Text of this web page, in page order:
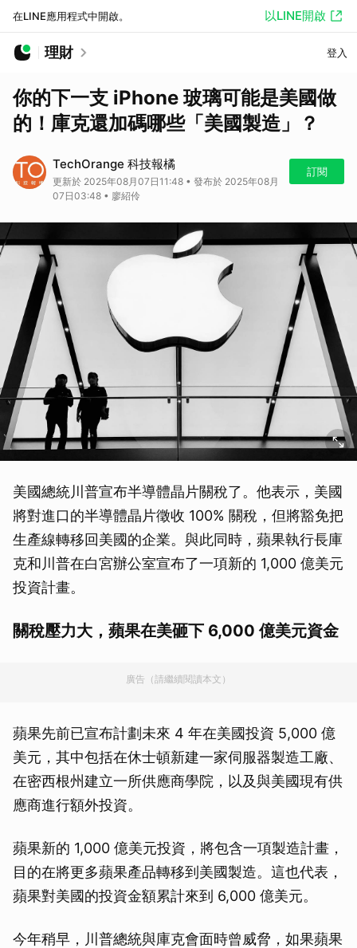
在LINE應用程式中開啟。 以LINE開啟
理財 登入
你的下一支 iPhone 玻璃可能是美國做
的！庫克還加碼哪些「美國製造」？
TechOrange 科技報橘
更新於 2025年08月07日11:48 • 發布於 2025年08月
07日03:48 • 廖紹伶
訂閱
美國總統川普宣布半導體晶片關稅了。他表示，美國
將對進口的半導體晶片徵收 100% 關稅，但將豁免把
生產線轉移回美國的企業。與此同時，蘋果執行長庫
克和川普在白宮辦公室宣布了一項新的 1,000 億美元
投資計畫。
關稅壓力大，蘋果在美砸下 6,000 億美元資金
廣告（請繼續閱讀本文）
蘋果先前已宣布計劃未來 4 年在美國投資 5,000 億
美元，其中包括在休士頓新建一家伺服器製造工廠、
在密西根州建立一所供應商學院，以及與美國現有供
應商進行額外投資。
蘋果新的 1,000 億美元投資，將包含一項製造計畫，
目的在將更多蘋果產品轉移到美國製造。這也代表，
蘋果對美國的投資金額累計來到 6,000 億美元。
今年稍早，川普總統與庫克會面時曾威脅，如果蘋果